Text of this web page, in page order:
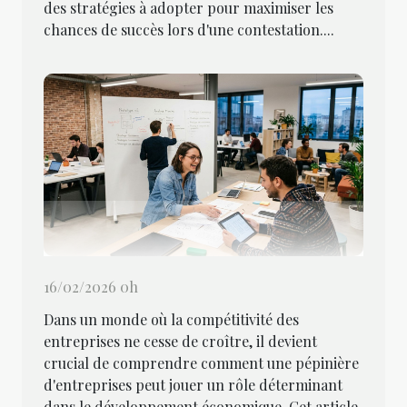
des stratégies à adopter pour maximiser les
chances de succès lors d'une contestation....
16/02/2026 0h
Dans un monde où la compétitivité des
entreprises ne cesse de croître, il devient
crucial de comprendre comment une pépinière
d'entreprises peut jouer un rôle déterminant